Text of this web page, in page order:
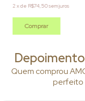
2 xde R$74,50sem juros
Comprar
Quem comprou
perfeito